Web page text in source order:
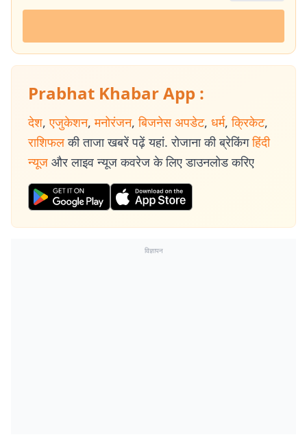
Prabhat Khabar App :
देश, एजुकेशन, मनोरंजन, बिजनेस अपडेट, धर्म, क्रिकेट,
राशिफल की ताजा खबरें पढ़ें यहां. रोजाना की ब्रेकिंग हिंदी
न्यूज और लाइव न्यूज कवरेज के लिए डाउनलोड करिए
विज्ञापन